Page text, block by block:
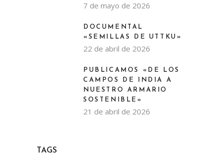
7 de mayo de 2026
DOCUMENTAL
«SEMILLAS DE UTTKU»
22 de abril de 2026
PUBLICAMOS «DE LOS
CAMPOS DE INDIA A
NUESTRO ARMARIO
SOSTENIBLE»
21 de abril de 2026
TAGS